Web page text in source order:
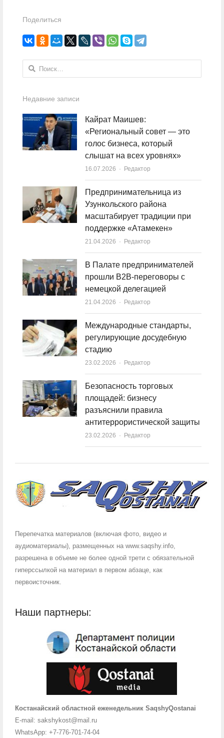
Поделиться
Найти:
Недавние записи
Кайрат Маишев:
«Региональный совет — это
голос бизнеса, который
слышат на всех уровнях»
16.07.2026 Author
Редактор
Предпринимательница из
Узункольского района
масштабирует традиции при
поддержке «Атамекен»
21.04.2026 Author
Редактор
В Палате предпринимателей
прошли B2B-переговоры с
немецкой делегацией
21.04.2026 Author
Редактор
Международные стандарты,
регулирующие досудебную
стадию
23.02.2026 Author
Редактор
Безопасность торговых
площадей: бизнесу
разъяснили правила
антитеррористической защиты
23.02.2026 Author
Редактор
Перепечатка материалов (включая фото, видео и
аудиоматериалы), размещенных на www.saqshy.info,
разрешена в объеме не более одной трети с обязательной
гиперссылкой на материал в первом абзаце, как
первоисточник.
Наши партнеры:
Костанайский областной еженедельник SaqshyQostanai
E-mail: sakshykost@mail.ru
WhatsApp: +7-776-701-74-04